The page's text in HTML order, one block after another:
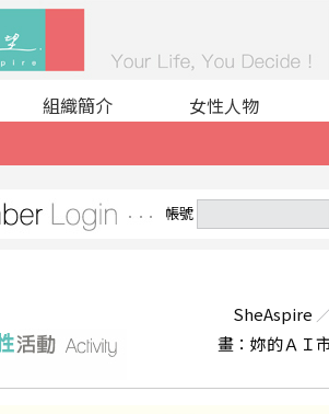
組織簡介 女性人物
帳號
SheAspire
畫：妳的ＡＩ